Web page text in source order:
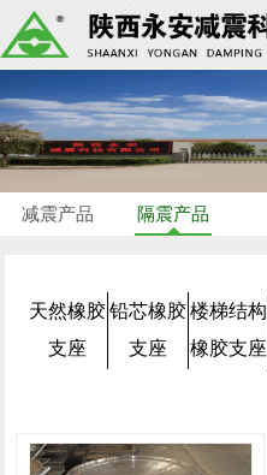
减震产品 隔震产品
天然橡胶
支座
铅芯橡胶
支座
楼梯结构
橡胶支座